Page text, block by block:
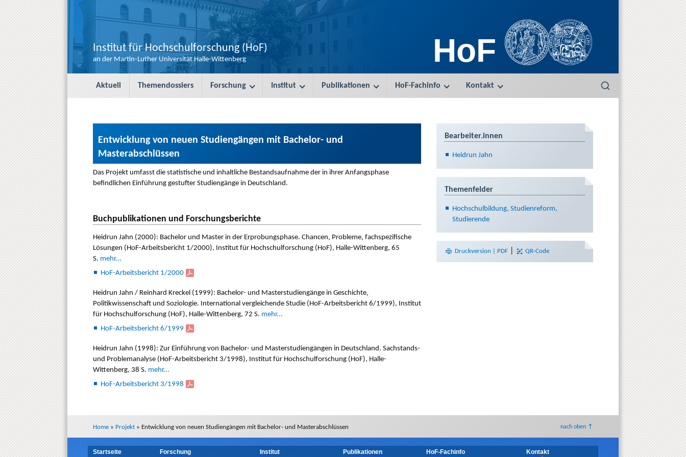
HoF
Institut für Hochschulforschung (HoF)
an der Martin-Luther Universität Halle-Wittenberg
Aktuell Themendossiers Forschung Institut Publikationen HoF-Fachinfo Kontakt
S
e
Entwicklung von neuen Studiengängen mit Bachelor- und
Masterabschlüssen
Das Projekt umfasst die statistische und inhaltliche Bestandsaufnahme der in ihrer Anfangsphase
befindlichen Einführung gestufter Studiengänge in Deutschland.
Buchpublikationen und Forschungsberichte
Heidrun Jahn (2000): Bachelor und Master in der Erprobungsphase. Chancen‚ Probleme‚ fachspezifische
Lösungen (HoF-Arbeitsbericht 1/2000), Institut für Hochschulforschung (HoF), Halle-Wittenberg, 65
S. mehr...
HoF-Arbeitsbericht 1/2000
Heidrun Jahn / Reinhard Kreckel (1999): Bachelor- und Masterstudiengänge in Geschichte‚
Politikwissenschaft und Soziologie. International vergleichende Studie (HoF-Arbeitsbericht 6/1999), Institut
für Hochschulforschung (HoF), Halle-Wittenberg, 72 S. mehr...
HoF-Arbeitsbericht 6/1999
Heidrun Jahn (1998): Zur Einführung von Bachelor- und Masterstudiengängen in Deutschland. Sachstands-
und Problemanalyse (HoF-Arbeitsbericht 3/1998), Institut für Hochschulforschung (HoF), Halle-
Wittenberg, 38 S. mehr...
HoF-Arbeitsbericht 3/1998
Bearbeiter.innen
Heidrun Jahn
Themenfelder
Hochschulbildung, Studienreform,
Studierende
Druckversion | PDF QR-Code
nach oben ↑
Home » Projekt » Entwicklung von neuen Studiengängen mit Bachelor- und Masterabschlüssen
Startseite Forschung Institut Publikationen HoF-Fachinfo Kontakt